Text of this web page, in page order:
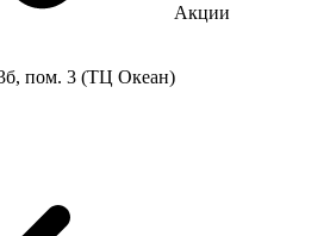
Акции
пом. 3 (ТЦ Океан)